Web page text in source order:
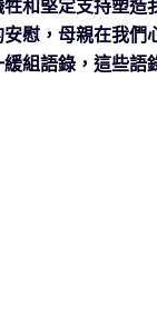
和堅定支持塑
慰，母親在我
組語錄，這些